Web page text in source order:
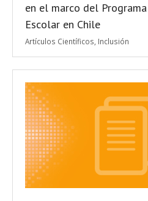
en el marco del
Escolar en Chile
Artículos Científicos Inclusión